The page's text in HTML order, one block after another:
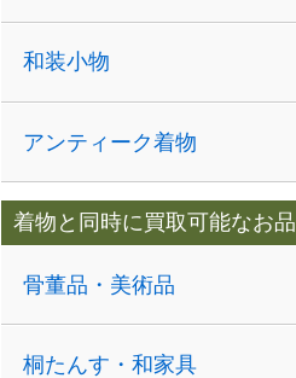
和装小物
アンティーク着物
着物と同時に買取可能なお品
骨董品・美術品
桐たんす・和家具